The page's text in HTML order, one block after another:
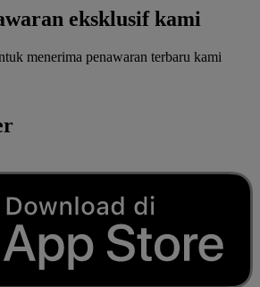
eksklusif kami
menerima penawaran terbaru kami